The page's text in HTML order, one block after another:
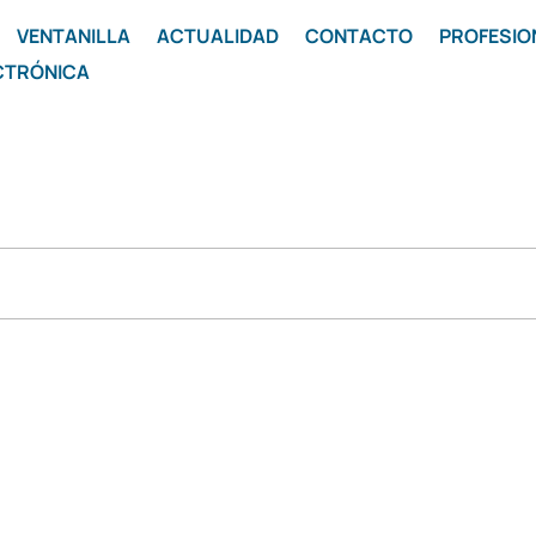
VENTANILLA ACTUALIDAD CONTACTO